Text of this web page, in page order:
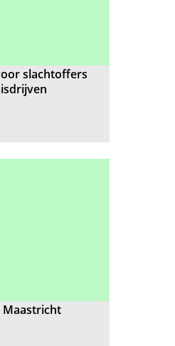
slachtoffers
Maastricht